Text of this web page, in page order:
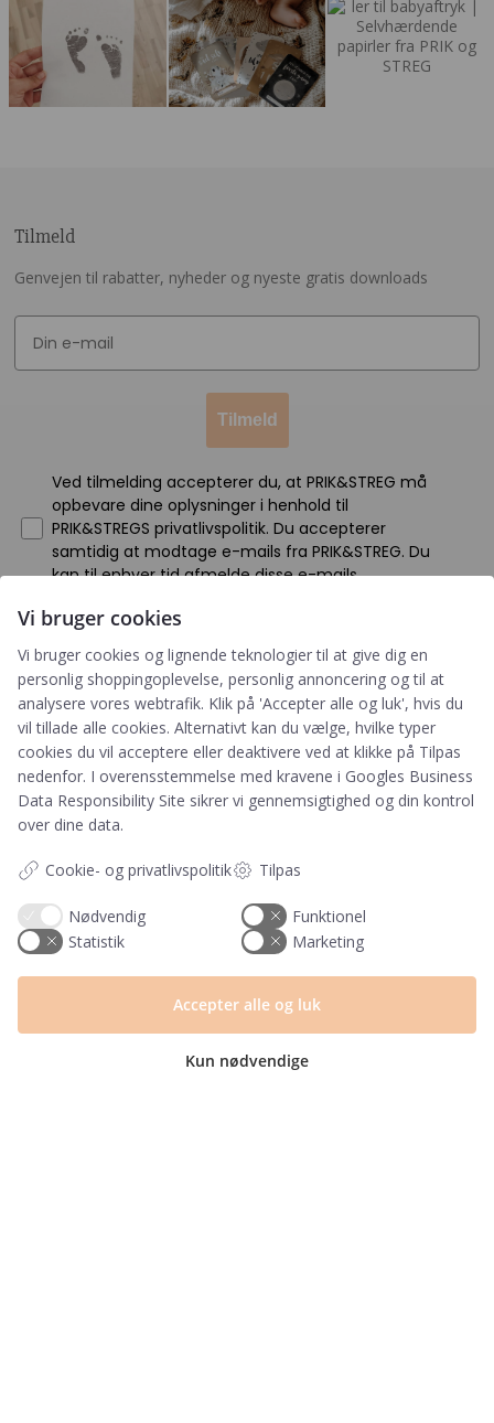
Har du et spørgsmål?
Du kan kontakte vores kundeservice på:
+45 60 15 72 04
Telefon & mail besvares I tidsrummet:
Mandag – Fredag: 10.00 – 15.00
kundeservice@prikogstreg.dk
Information
Om os
Tilmeld
Genvejen til rabatter, nyheder og nyeste gratis downloads
Tilmeld
Ved tilmelding accepterer du, at PRIK&STREG må
opbevare dine oplysninger i henhold til
PRIK&STREGS privatlivspolitik. Du accepterer
samtidig at modtage e-mails fra PRIK&STREG. Du
kan til enhver tid afmelde disse e-mails.
Vi bruger cookies
Vi bruger cookies og lignende teknologier til at give dig en
personlig shoppingoplevelse, personlig annoncering og til at
analysere vores webtrafik. Klik på 'Accepter alle og luk', hvis du
vil tillade alle cookies. Alternativt kan du vælge, hvilke typer
cookies du vil acceptere eller deaktivere ved at klikke på Tilpas
nedenfor. I overensstemmelse med kravene i Googles Business
Data Responsibility Site sikrer vi gennemsigtighed og din kontrol
over dine data.
Cookie- og privatlivspolitik Tilpas
Nødvendig
Funktionel
Statistik
Marketing
Kun nødvendige
Accepter alle og luk